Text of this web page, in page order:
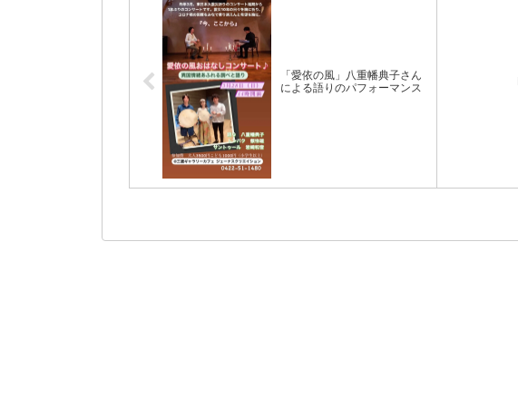
「愛依の風」八重幡典子さん
による語りのパフォーマンス